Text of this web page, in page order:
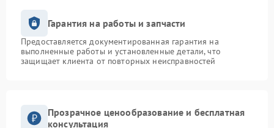
Гарантия на работы и запчасти
Предоставляется документированная гарантия на
выполненные работы и установленные детали, что
защищает клиента от повторных неисправностей
Прозрачное ценообразование и бесплатная
консультация